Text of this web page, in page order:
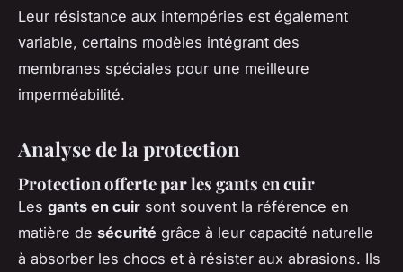
Leur résistance aux intempéries est également
variable, certains modèles intégrant des
membranes spéciales pour une meilleure
imperméabilité.
Analyse de la protection
Protection offerte par les gants en cuir
Les gants en cuir sont souvent la référence en
matière de sécurité grâce à leur capacité naturelle
à absorber les chocs et à résister aux abrasions. Ils